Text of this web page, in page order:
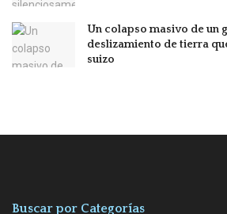
Un colapso masivo de un
deslizamiento de tierra
suizo
Buscar por Categorías